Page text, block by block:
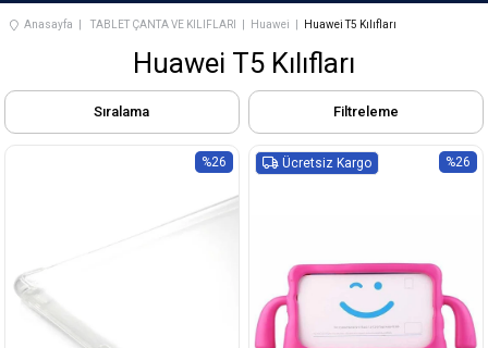
Anasayfa TABLET ÇANTA VE KILIFLARI Huawei Huawei T5 Kılıfları
Huawei T5 Kılıfları
Filtreleme
Sıralama
%26 %26
Ücretsiz Kargo